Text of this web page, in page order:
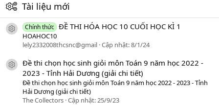
Tài liệu mới
icon tài liệu
Chính thức ĐỀ THI HÓA HỌC 10 CUỐI HỌC KÌ 1
HOAHOC10
lely2332008thcsnc@gmail Cập nhật:8/1/24
icon tài liệu
Đề thi chọn học sinh giỏi môn Toán 9 năm học 2022 -
2023 - Tỉnh Hải Dương (giải chi tiết)
Đề thi chọn học sinh giỏi môn Toán 9 năm học 2022 - 2023 - Tỉnh
Hải Dương (giải chi tiết)
The Collectors Cập nhật:25/9/23